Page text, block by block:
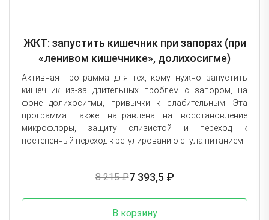
ЖКТ: запустить кишечник при запорах (при
«ленивом кишечнике», долихосигме)
Активная программа для тех, кому нужно запустить
кишечник из-за длительных проблем с запором, на
фоне долихосигмы, привычки к слабительным. Эта
программа также направлена на восстановление
микрофлоры, защиту слизистой и переход к
постепенный переход к регулированию стула питанием.
8 215 ₽7 393,5 ₽
В корзину